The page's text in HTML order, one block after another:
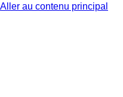
Aller au contenu principal